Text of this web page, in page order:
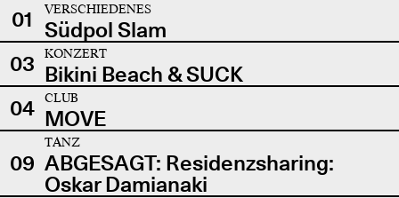
01
VERSCHIEDENES
Südpol Slam
03
KONZERT
Bikini Beach & SUCK
04
CLUB
MOVE
09
TANZ
ABGESAGT: Residenzsharing:
Oskar Damianaki